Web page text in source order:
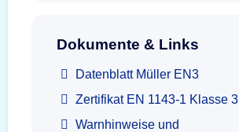
Dokumente & Links
Datenblatt Müller EN3
Zertifikat EN 1143-1 Klasse 3
Warnhinweise und